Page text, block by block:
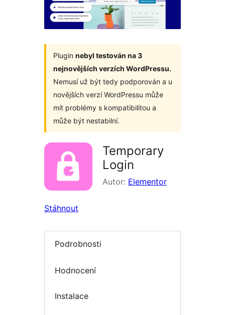
Plugin nebyl testován na 3
nejnovějších verzích WordPressu.
Nemusí už být tedy podporován a u
novějších verzí WordPressu může
mít problémy s kompatibilitou a
může být nestabilní.
Temporary
Login
Autor: Elementor
Stáhnout
Podrobnosti
Hodnocení
Instalace